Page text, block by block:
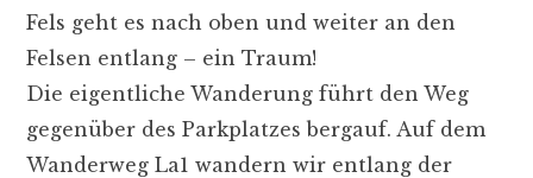
Fels geht es nach oben und weiter an den
Felsen entlang – ein Traum!
Die eigentliche Wanderung führt den Weg
gegenüber des Parkplatzes bergauf. Auf dem
Wanderweg La1 wandern wir entlang der